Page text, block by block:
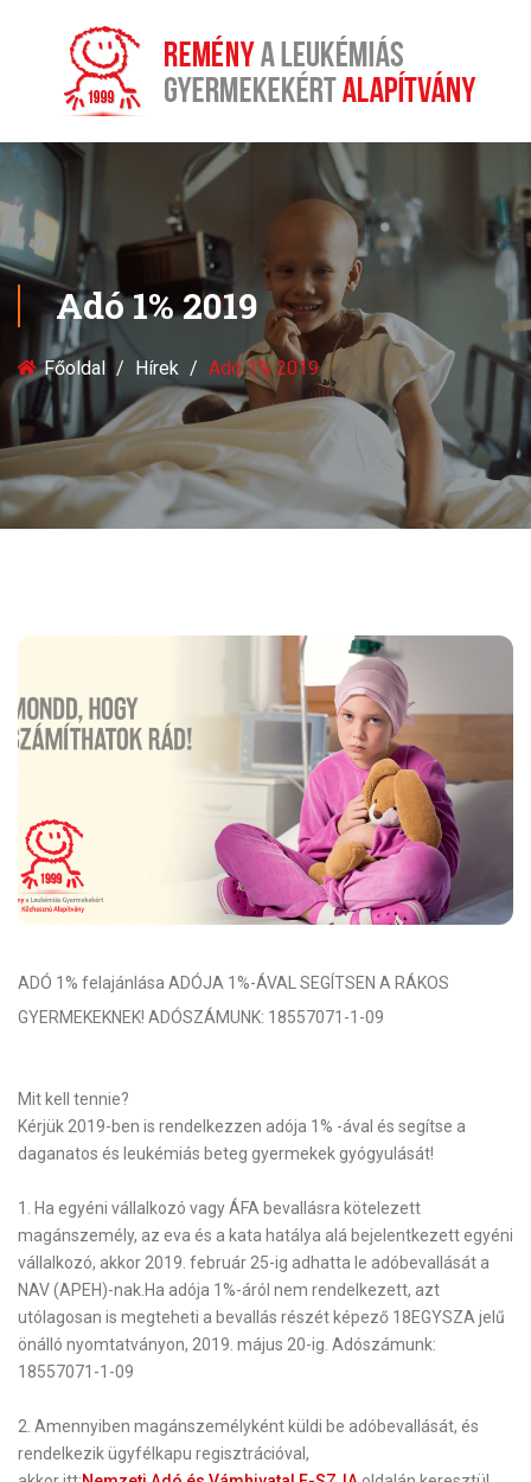
Adó 1% 2019
Főoldal Hírek Adó 1% 2019
ADÓ 1% felajánlása ADÓJA 1%-ÁVAL SEGÍTSEN A RÁKOS
GYERMEKEKNEK! ADÓSZÁMUNK: 18557071-1-09
Mit kell tennie?
Kérjük 2019-ben is rendelkezzen adója 1% -ával és segítse a
daganatos és leukémiás beteg gyermekek gyógyulását!
1. Ha egyéni vállalkozó vagy ÁFA bevallásra kötelezett
magánszemély, az eva és a kata hatálya alá bejelentkezett egyéni
vállalkozó, akkor 2019. február 25-ig adhatta le adóbevallását a
NAV (APEH)-nak.Ha adója 1%-áról nem rendelkezett, azt
utólagosan is megteheti a bevallás részét képező 18EGYSZA jelű
önálló nyomtatványon, 2019. május 20-ig. Adószámunk:
18557071-1-09
2. Amennyiben magánszemélyként küldi be adóbevallását, és
rendelkezik ügyfélkapu regisztrációval,